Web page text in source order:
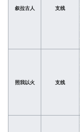
叙拉古人 支线
照我以火 支线